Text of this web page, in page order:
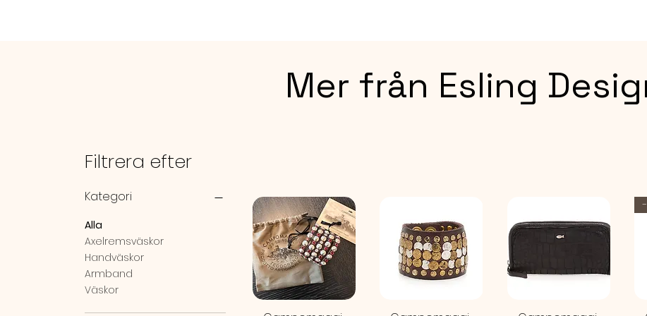
Storlek
med
Mer från Esling
Filtrera efter
Kategori
Alla
Axelremsväskor
Handväskor
Armband
Väskor